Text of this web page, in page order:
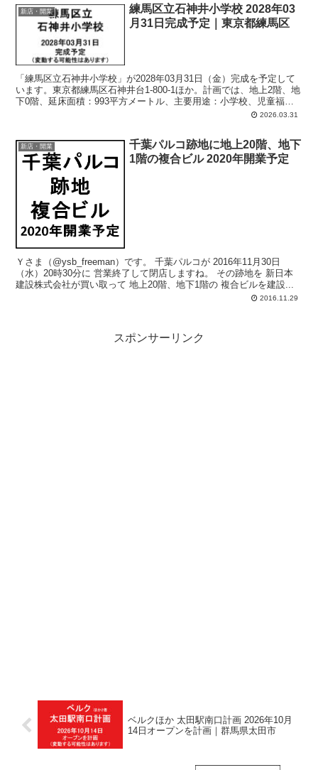
新店・開業
練馬区立石神井小学校 2028年03
月31日完成予定｜東京都練馬区
「練馬区立石神井小学校」が2028年03月31日（金）完成を予定して
います。東京都練馬区石神井台1-800-1ほか。計画では、地上2階、地
下0階、延床面積：993平方メートル、主要用途：小学校、児童福祉
2026.03.31
新店・開業
千葉パルコ跡地に地上20階、地下
1階の複合ビル 2020年開業予定
Ｙさま（@ysb_freeman）です。 千葉パルコが 2016年11月30日
（水）20時30分に 営業終了して閉店しますね。 その跡地を 新日本
建設株式会社が買い取って 地上20階、地下1階の 複合ビルを建設...
2016.11.29
スポンサーリンク
ベルクほか 太田駅南口計画 2026年10月
14日オープンを計画｜群馬県太田市